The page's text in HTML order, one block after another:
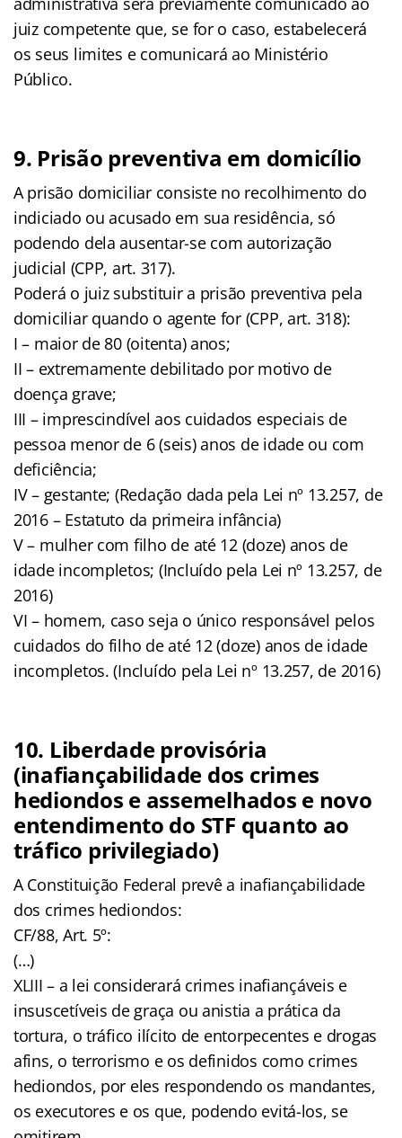
juiz competente que, se for o caso, estabelecerá
os seus limites e comunicará ao Ministério
Público.
9. Prisão preventiva em domicílio
A prisão domiciliar consiste no recolhimento do
indiciado ou acusado em sua residência, só
podendo dela ausentar-se com autorização
judicial (CPP, art. 317).
Poderá o juiz substituir a prisão preventiva pela
domiciliar quando o agente for (CPP, art. 318):
I – maior de 80 (oitenta) anos;
II – extremamente debilitado por motivo de
doença grave;
III – imprescindível aos cuidados especiais de
pessoa menor de 6 (seis) anos de idade ou com
deficiência;
IV – gestante; (Redação dada pela Lei nº 13.257, de
2016 – Estatuto da primeira infância)
V – mulher com filho de até 12 (doze) anos de
idade incompletos; (Incluído pela Lei nº 13.257, de
2016)
VI – homem, caso seja o único responsável pelos
cuidados do filho de até 12 (doze) anos de idade
incompletos. (Incluído pela Lei nº 13.257, de 2016)
10. Liberdade provisória
(inafiançabilidade dos crimes
hediondos e assemelhados e novo
entendimento do STF quanto ao
tráfico privilegiado)
A Constituição Federal prevê a inafiançabilidade
dos crimes hediondos:
CF/88, Art. 5º:
(…)
XLIII – a lei considerará crimes inafiançáveis e
insuscetíveis de graça ou anistia a prática da
tortura, o tráfico ilícito de entorpecentes e drogas
afins, o terrorismo e os definidos como crimes
hediondos, por eles respondendo os mandantes,
os executores e os que, podendo evitá-los, se